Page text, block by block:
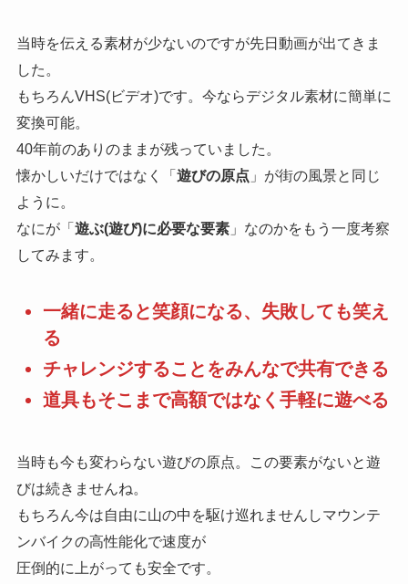
当時を伝える素材が少ないのですが先日動画が出てきま
した。
もちろんVHS(ビデオ)です。今ならデジタル素材に簡単に
変換可能。
40年前のありのままが残っていました。
懐かしいだけではなく「 遊びの原点 」が街の風景と同じ
ように。
なにが「 遊ぶ(遊び)に必要な要素」なのかをもう一度考察
してみます。
一緒に走ると笑顔になる、失敗しても笑え
る
チャレンジすることをみんなで共有できる
道具もそこまで高額ではなく手軽に遊べる
当時も今も変わらない遊びの原点。この要素がないと遊
びは続きませんね。
もちろん今は自由に山の中を駆け巡れませんしマウンテ
ンバイクの高性能化で速度が
圧倒的に上がっても安全です。